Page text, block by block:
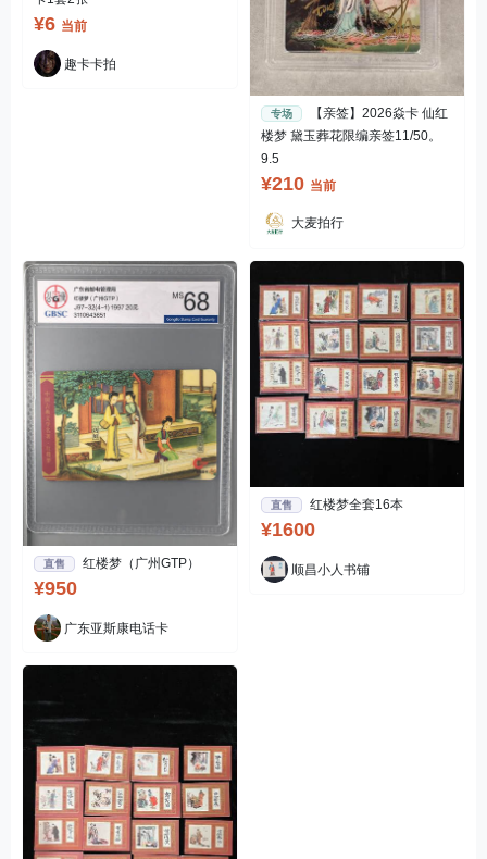
¥6 当前
趣卡卡拍
专场
【亲签】2026焱卡 仙红
楼梦 黛玉葬花限编亲签11/50。
9.5
¥210 当前
大麦拍行
直售 红楼梦（广州GTP）
¥950
广东亚斯康电话卡
直售 红楼梦全套16本
¥1600
顺昌小人书铺